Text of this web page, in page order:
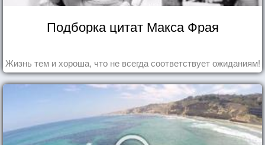
Подборка цитат Макса Фрая
Жизнь тем и хороша, что не всегда соответствует ожиданиям!